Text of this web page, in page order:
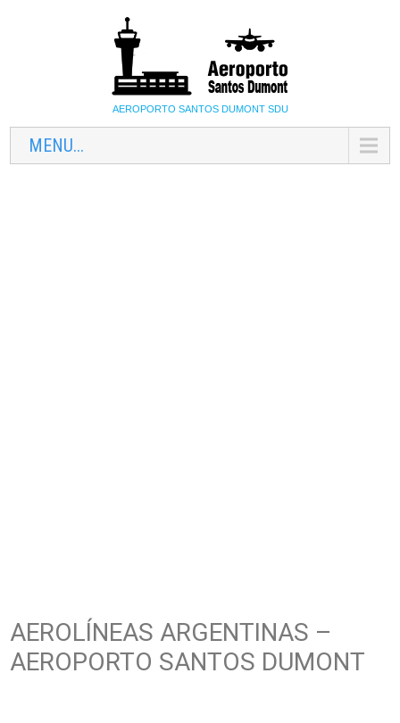
AEROPORTO SANTOS DUMONT SDU
MENU...
AEROLÍNEAS ARGENTINAS –
AEROPORTO SANTOS DUMONT